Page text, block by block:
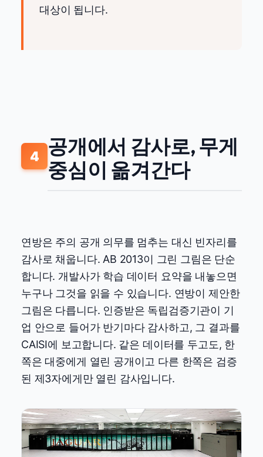
대상이 됩니다.
4 공개에서 감사로, 무게
중심이 옮겨간다
연방은 주의 공개 의무를 멈추는 대신 빈자리를
감사로 채웁니다. AB 2013이 그린 그림은 단순
합니다. 개발사가 학습 데이터 요약을 내놓으면
누구나 그것을 읽을 수 있습니다. 연방이 제안한
그림은 다릅니다. 인증받은 독립검증기관이 기
업 안으로 들어가 반기마다 감사하고, 그 결과를
CAISI에 보고합니다. 같은 데이터를 두고도, 한
쪽은 대중에게 열린 공개이고 다른 한쪽은 검증
된 제3자에게만 열린 감사입니다.